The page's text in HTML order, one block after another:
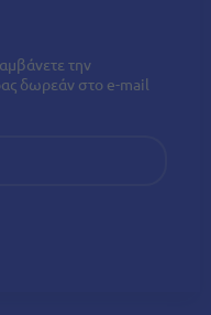
την
δωρεάν στο e-mail